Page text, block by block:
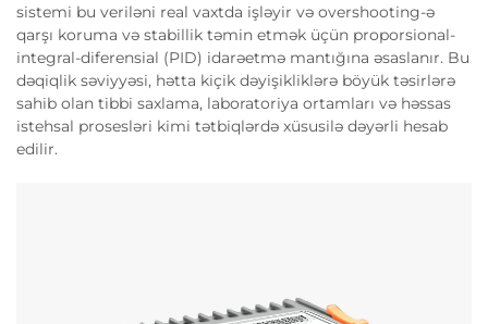
sistemi bu veriləni real vaxtda işləyir və overshooting-ə
qarşı koruma və stabillik təmin etmək üçün proporsional-
integral-diferensial (PID) idarəetmə mantığına əsaslanır. Bu
dəqiqlik səviyyəsi, hətta kiçik dəyişikliklərə böyük təsirlərə
sahib olan tibbi saxlama, laboratoriya ortamları və həssas
istehsal prosesləri kimi tətbiqlərdə xüsusilə dəyərli hesab
edilir.